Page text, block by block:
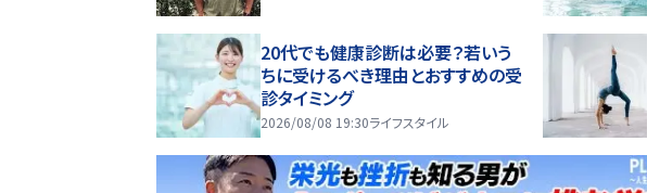
20代でも健康診断は必要？若いう
ちに受けるべき理由とおすすめの受
診タイミング
2026/08/08 19:30ライフスタイル